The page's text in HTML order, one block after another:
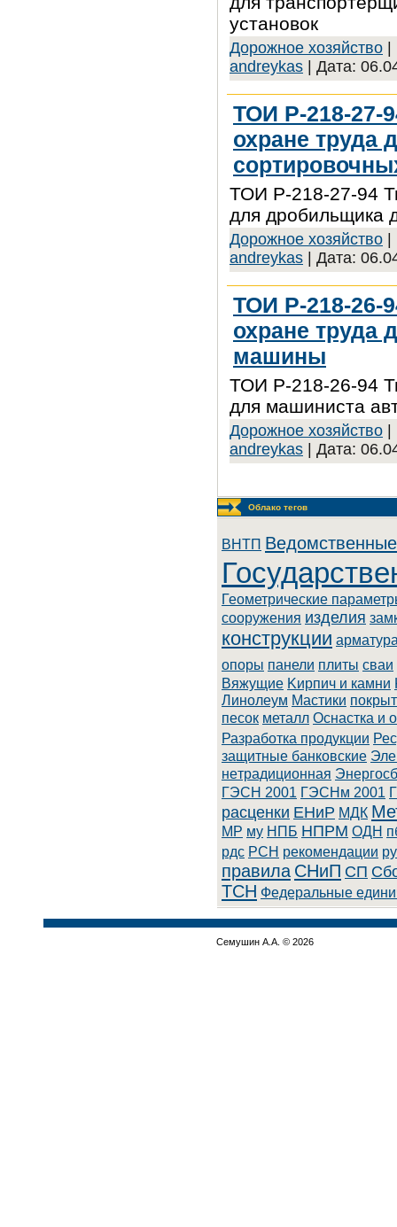
установок
Дорожное хозяйство |
andreykas | Дата:
ТОИ Р-218-27-
охране труда
ТОИ Р-218-27-94
для дробильщика
Дорожное хозяйство |
andreykas | Дата:
ТОИ Р-218-26-
охране труда
машины
ТОИ Р-218-26-94
для машиниста
Дорожное хозяйство |
andreykas | Дата:
Облако тегов
BHTП
Геометрические
сооружения изделия
конструкции
опоры панели плиты сваи
Вяжущие Kиpпич и кaмни
Линoлeум Macтики
песок металл Оснастка и
Разработка продукции
зaщитныe бaнкoвcкиe
нeтpaдициoннaя
ГЭСН 2001 ГЭСНм 2001
расценки ЕНиР МДК
МР му НПБ НПРМ ОДН
рдс РСН рекомендации
правила СНиП СП
ТСН Федеральные
Семушин А.А. © 2026